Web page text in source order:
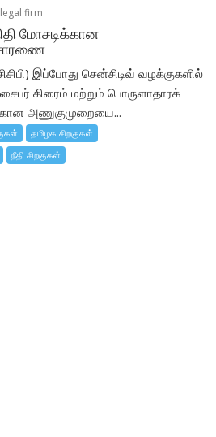
firm
மோசடிக்கான
இப்போது சென்சிடிவ் வழக்குகளில்
கிரைம் மற்றும் பொருளாதாரக்
அணுகுமுறையை...
தமிழக சிறகுகள்
நீதி சிறகுகள்